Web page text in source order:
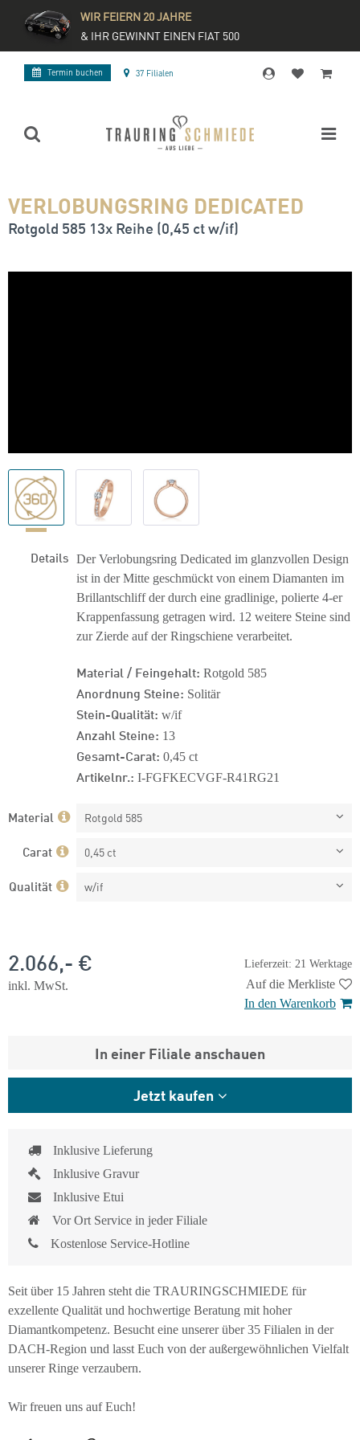
WIR FEIERN 20 JAHRE
& IHR GEWINNT EINEN FIAT 500
Termin buchen 37 Filialen
VERLOBUNGSRING DEDICATED
Rotgold 585 13x Reihe (0,45 ct w/if)
Details Der Verlobungsring Dedicated im glanzvollen Design
ist in der Mitte geschmückt von einem Diamanten im
Brillantschliff der durch eine gradlinige, polierte 4-er
Krappenfassung getragen wird. 12 weitere Steine sind
zur Zierde auf der Ringschiene verarbeitet.
Material / Feingehalt: Rotgold 585
Anordnung Steine: Solitär
Stein-Qualität: w/if
Anzahl Steine: 13
Gesamt-Carat: 0,45 ct
Artikelnr.: I-FGFKECVGF-R41RG21
Material Rotgold 585
Carat 0,45 ct
Qualität w/if
Lieferzeit: 21 Werktage
2.066,- €
inkl. MwSt.
Auf die Merkliste
In den Warenkorb
In einer Filiale anschauen
Jetzt kaufen
Inklusive Lieferung
Inklusive Gravur
Inklusive Etui
Vor Ort Service in jeder Filiale
Kostenlose Service-Hotline
Seit über 15 Jahren steht die TRAURINGSCHMIEDE für
exzellente Qualität und hochwertige Beratung mit hoher
Diamantkompetenz. Besucht eine unserer über 35 Filialen in der
DACH-Region und lasst Euch von der außergewöhnlichen Vielfalt
unserer Ringe verzaubern.
Wir freuen uns auf Euch!